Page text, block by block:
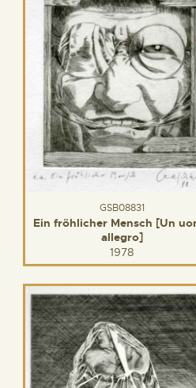
GSB08831
Ein fröhlicher Mensch [Un
allegro]
1978